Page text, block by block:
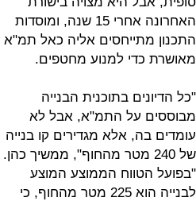
האחרונה אחרי 15 שנה, ומוסדות
התכנון מתייחסים אליה כאל תמ"א
מאושרת כדי למנוע מחטפים.
"כל הדיונים בתוכנית הבנייה
מבוססים על התמ"א, אבל לא
עומדים בה, אלא מגדירים קו בנייה
של 240 מטר מהחוף", ממשיך כהן.
"בפועל הטווח הממוצע המוצע
לבנייה הוא 225 מטר מהחוף, כי